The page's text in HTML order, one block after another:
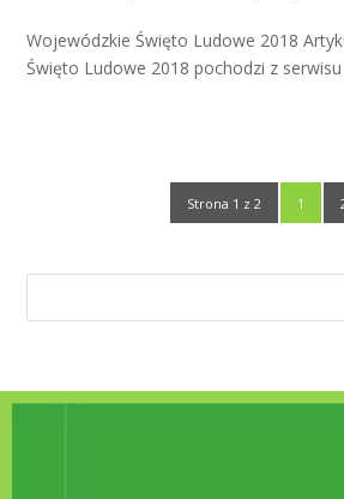
Wojewódzkie Święto Ludowe 2018
Święto Ludowe 2018 pochodzi z serwisu
Strona 1 z 2 1